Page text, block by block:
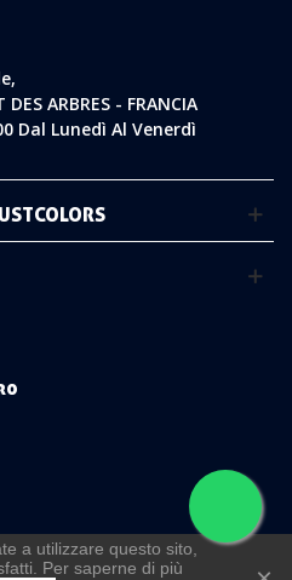
ARBRES - FRANCIA
Dal Lunedì Al Venerdì
a utilizzare questo sito,
Per saperne di più